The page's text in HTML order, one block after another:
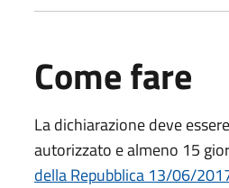
Come fare
La dichiarazione deve
autorizzato e almeno 15
della Repubblica 13/06/